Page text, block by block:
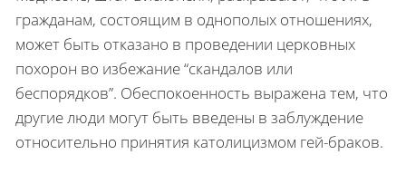
гражданам, состоящим в однополых отношениях,
может быть отказано в проведении церковных
похорон во избежание “скандалов или
беспорядков”. Обеспокоенность выражена тем, что
другие люди могут быть введены в заблуждение
относительно принятия католицизмом гей-браков.